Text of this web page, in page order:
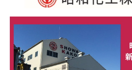
イベント
企業取材レポート
大学生活